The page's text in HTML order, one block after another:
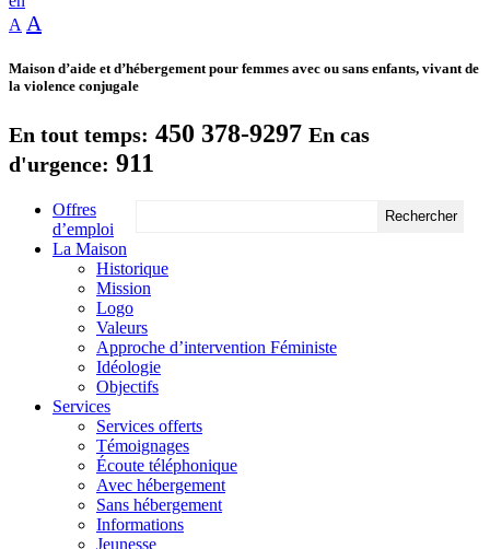
A A
Maison d’aide et d’hébergement pour femmes avec ou sans enfants, vivant de
la violence conjugale
En tout temps: 450 378-9297 En cas
d'urgence: 911
Offres
d’emploi
La Maison
Historique
Mission
Logo
Valeurs
Approche d’intervention Féministe
Idéologie
Objectifs
Services
Services offerts
Témoignages
Écoute téléphonique
Avec hébergement
Sans hébergement
Informations
Jeunesse